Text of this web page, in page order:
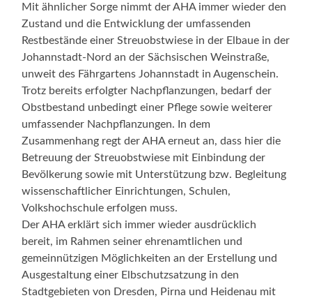
Mit ähnlicher Sorge nimmt der AHA immer wieder den
Zustand und die Entwicklung der umfassenden
Restbestände einer Streuobstwiese in der Elbaue in der
Johannstadt-Nord an der Sächsischen Weinstraße,
unweit des Fährgartens Johannstadt in Augenschein.
Trotz bereits erfolgter Nachpflanzungen, bedarf der
Obstbestand unbedingt einer Pflege sowie weiterer
umfassender Nachpflanzungen. In dem
Zusammenhang regt der AHA erneut an, dass hier die
Betreuung der Streuobstwiese mit Einbindung der
Bevölkerung sowie mit Unterstützung bzw. Begleitung
wissenschaftlicher Einrichtungen, Schulen,
Volkshochschule erfolgen muss.
Der AHA erklärt sich immer wieder ausdrücklich
bereit, im Rahmen seiner ehrenamtlichen und
gemeinnützigen Möglichkeiten an der Erstellung und
Ausgestaltung einer Elbschutzsatzung in den
Stadtgebieten von Dresden, Pirna und Heidenau mit